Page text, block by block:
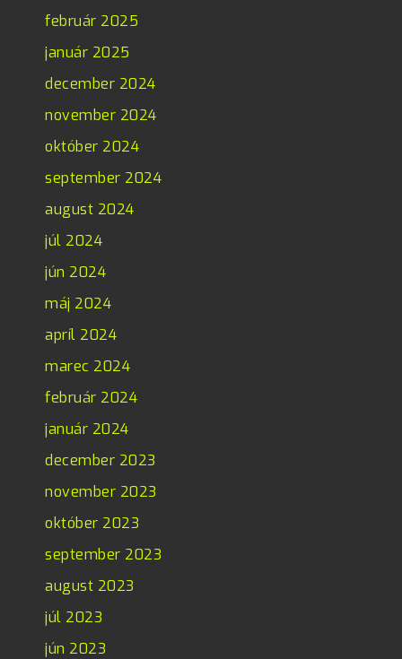
február 2025
január 2025
december 2024
november 2024
október 2024
september 2024
august 2024
júl 2024
jún 2024
máj 2024
apríl 2024
marec 2024
február 2024
január 2024
december 2023
november 2023
október 2023
september 2023
august 2023
júl 2023
jún 2023